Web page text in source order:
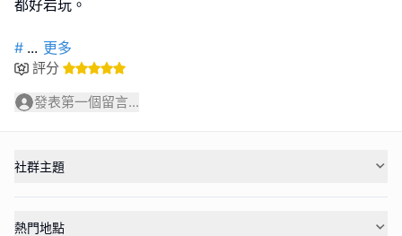
都好岩玩。
# ... 更多
評分
發表第一個留言...
社群主題
熱門地點